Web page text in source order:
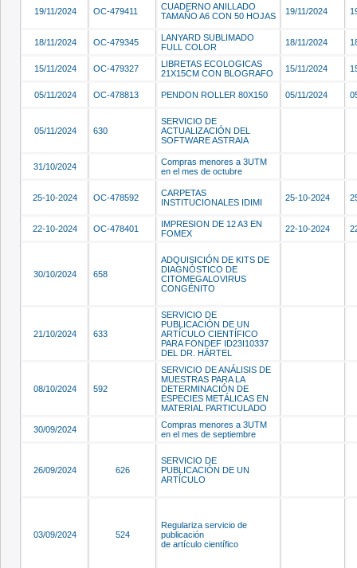
19/11/2024 OC-479411
CUADERNO ANILLADO
TAMAÑO A6 CON 50 HOJAS
19/11/2024
18/11/2024 OC-479345
LANYARD SUBLIMADO
FULL COLOR
18/11/2024
15/11/2024 OC-479327
LIBRETAS ECOLOGICAS
21X15CM CON BLOGRAFO
15/11/2024
05/11/2024 OC-478813 PENDON ROLLER 80X150 05/11/2024
05/11/2024 630
SERVICIO DE
ACTUALIZACIÓN DEL
SOFTWARE ASTRAIA
31/10/2024
Compras menores a 3UTM
en el mes de octubre
25-10-2024 OC-478592
CARPETAS
INSTITUCIONALES IDIMI
25-10-2024
22-10-2024 OC-478401
IMPRESION DE 12 A3 EN
FOMEX
22-10-2024
30/10/2024 658
ADQUISICIÓN DE KITS DE
DIAGNÓSTICO DE
CITOMEGALOVIRUS
CONGÉNITO
21/10/2024 633
SERVICIO DE
PUBLICACIÓN DE UN
ARTÍCULO CIENTÍFICO
PARA FONDEF ID23I10337
DEL DR. HÄRTEL
08/10/2024 592
SERVICIO DE ANÁLISIS DE
MUESTRAS PARA LA
DETERMINACIÓN DE
ESPECIES METÁLICAS EN
MATERIAL PARTICULADO
30/09/2024
Compras menores a 3UTM
en el mes de septiembre
26/09/2024 626
SERVICIO DE
PUBLICACIÓN DE UN
ARTÍCULO
03/09/2024 524
Regulariza servicio de
publicación
de artículo científico